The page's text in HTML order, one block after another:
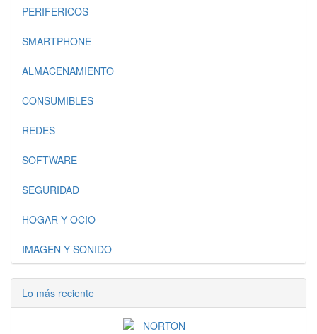
PERIFERICOS
SMARTPHONE
ALMACENAMIENTO
CONSUMIBLES
REDES
SOFTWARE
SEGURIDAD
HOGAR Y OCIO
IMAGEN Y SONIDO
Lo más reciente